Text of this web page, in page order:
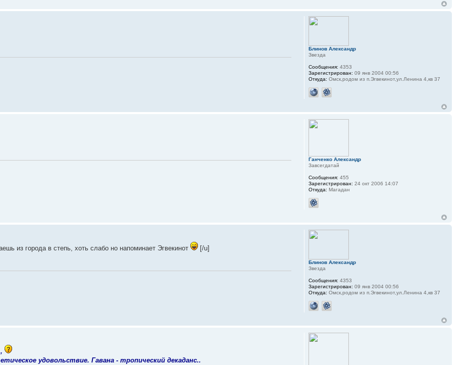
Блинов Александр
Звезда
Сообщения: 4353
Зарегистрирован: 09 янв 2004 00:56
Откуда: Омск,родом из п.Эгвекинот,ул.Ленина 4,кв 37
Ганченко Александр
Завсегдатай
Сообщения: 455
Зарегистрирован: 24 окт 2006 14:07
Откуда: Магадан
из города в степь, хоть слабо но напоминает Эгвекинот [/u]
Блинов Александр
Звезда
Сообщения: 4353
Зарегистрирован: 09 янв 2004 00:56
Откуда: Омск,родом из п.Эгвекинот,ул.Ленина 4,кв 37
удовольствие. Гавана - тропический декаданс..